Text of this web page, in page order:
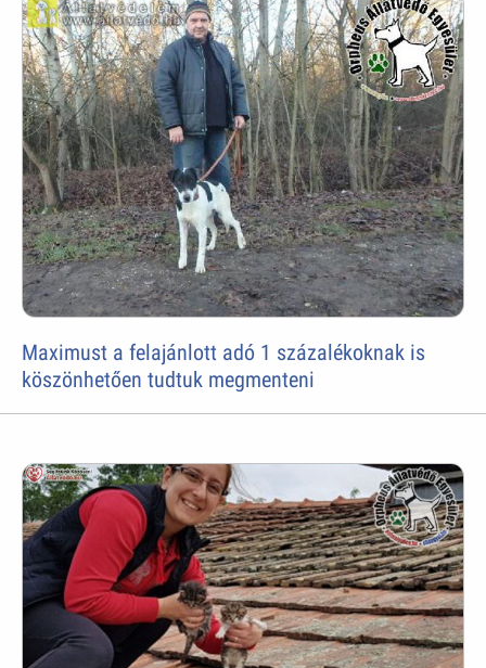
Maximust a felajánlott adó 1 százalékoknak is
köszönhetően tudtuk megmenteni